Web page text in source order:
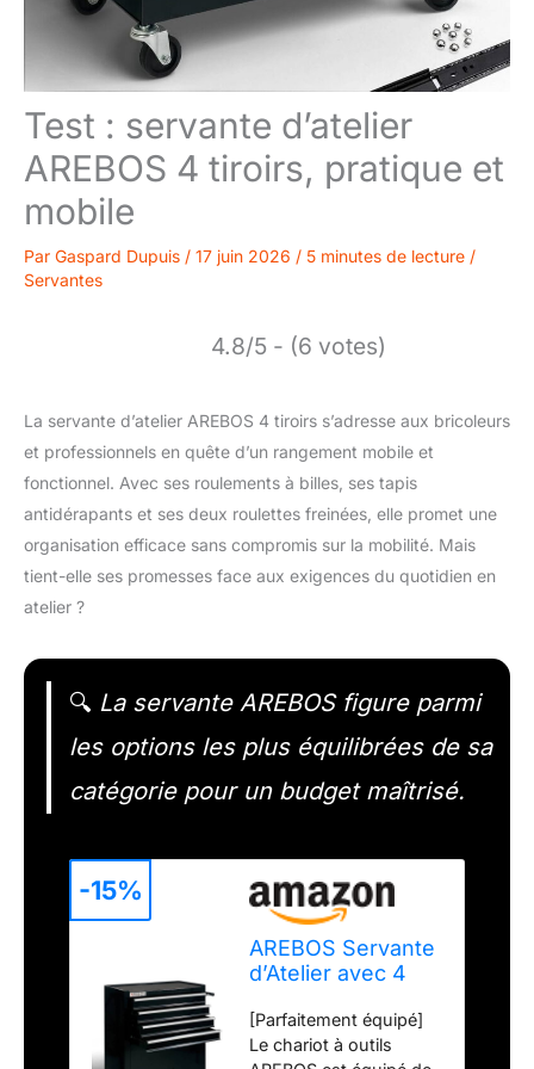
Test : servante d’atelier
AREBOS 4 tiroirs, pratique et
mobile
Par Gaspard Dupuis / 17 juin 2026 / 5 minutes de lecture /
Servantes
4.8/5 - (6 votes)
La servante d’atelier AREBOS 4 tiroirs s’adresse aux bricoleurs
et professionnels en quête d’un rangement mobile et
fonctionnel. Avec ses roulements à billes, ses tapis
antidérapants et ses deux roulettes freinées, elle promet une
organisation efficace sans compromis sur la mobilité. Mais
tient-elle ses promesses face aux exigences du quotidien en
atelier ?
🔍 La servante AREBOS figure parmi
les options les plus équilibrées de sa
catégorie pour un budget maîtrisé.
AREBOS Servante
d’Atelier avec 4
Compartiment et
Tapis
[Parfaitement équipé]
Le chariot à outils
-15%